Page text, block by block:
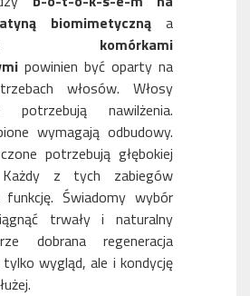
biomimetyczną a
komórkami
powinien być oparty na
włosów. Włosy
potrzebują nawilżenia.
wymagają odbudowy.
potrzebują głębokiej
Każdy z tych zabiegów
funkcję. Świadomy wybór
trwały i naturalny
dobrana regeneracja
wygląd, ale i kondycję